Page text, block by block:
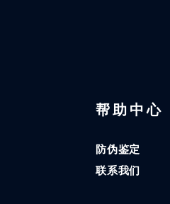
帮助中心
防伪鉴定
联系我们